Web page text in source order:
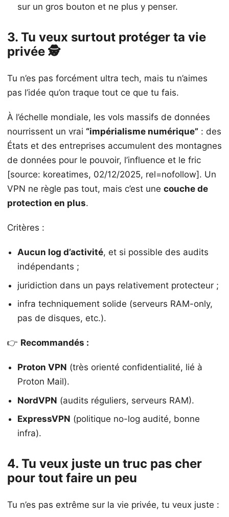
sur un gros bouton et ne plus y penser.
3. Tu veux surtout protéger ta vie
privée 🕵️
Tu n’es pas forcément ultra tech, mais tu n’aimes
pas l’idée qu’on traque tout ce que tu fais.
À l’échelle mondiale, les vols massifs de données
nourrissent un vrai “impérialisme numérique” : des
États et des entreprises accumulent des montagnes
de données pour le pouvoir, l’influence et le fric
[source: koreatimes, 02/12/2025, rel=nofollow]. Un
VPN ne règle pas tout, mais c’est une couche de
protection en plus.
Critères :
Aucun log d’activité, et si possible des audits
indépendants ;
juridiction dans un pays relativement protecteur ;
infra techniquement solide (serveurs RAM-only,
pas de disques, etc.).
👉 Recommandés :
Proton VPN (très orienté confidentialité, lié à
Proton Mail).
NordVPN (audits réguliers, serveurs RAM).
ExpressVPN (politique no-log audité, bonne
infra).
4. Tu veux juste un truc pas cher
pour tout faire un peu
Tu n’es pas extrême sur la vie privée, tu veux juste :